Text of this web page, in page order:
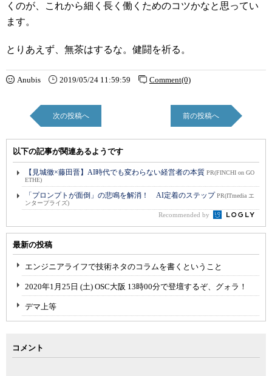
くのが、これから細く長く働くためのコツかなと思ってい
ます。
とりあえず、無茶はするな。健闘を祈る。
Anubis 2019/05/24 11:59:59 Comment(0)
次の投稿へ 前の投稿へ
以下の記事が関連あるようです
【見城徹×藤田晋】AI時代でも変わらない経営者の本質 PR(FINCHI on GO
ETHE)
「プロンプトが面倒」の悲鳴を解消！ AI定着のステップPR(ITmedia エ
ンタープライズ)
Recommended by
最新の投稿
エンジニアライフで技術ネタのコラムを書くということ
2020年1月25日 (土) OSC大阪 13時00分で登壇するぞ、グォラ！
デマ上等
コメント